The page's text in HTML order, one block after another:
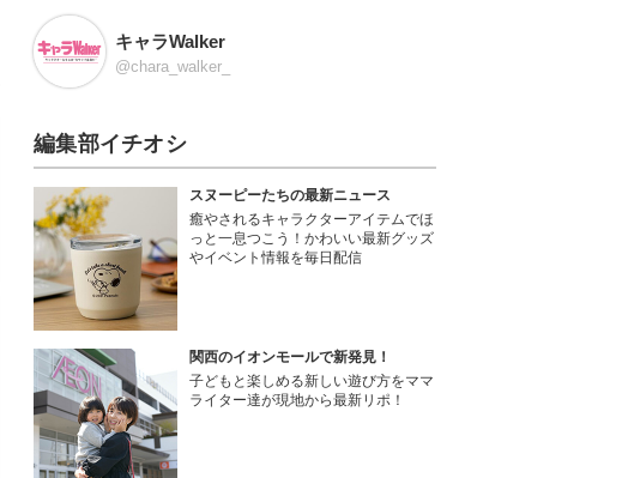
キャラWalker
@chara_walker_
編集部イチオシ
スヌーピーたちの最新ニュース
癒やされるキャラクターアイテムでほ
っと一息つこう！かわいい最新グッズ
やイベント情報を毎日配信
関西のイオンモールで新発見！
子どもと楽しめる新しい遊び方をママ
ライター達が現地から最新リポ！